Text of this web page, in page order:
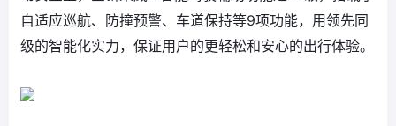
自适应巡航、防撞预警、车道保持等9项功能，用领先同
级的智能化实力，保证用户的更轻松和安心的出行体验。